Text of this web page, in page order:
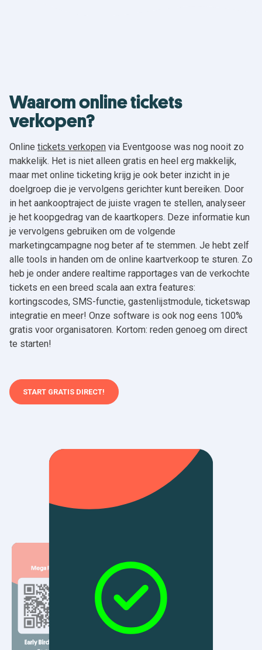
Waarom online tickets
verkopen?
Online tickets verkopen via Eventgoose was nog nooit zo
makkelijk. Het is niet alleen gratis en heel erg makkelijk,
maar met online ticketing krijg je ook beter inzicht in je
doelgroep die je vervolgens gerichter kunt bereiken. Door
in het aankooptraject de juiste vragen te stellen, analyseer
je het koopgedrag van de kaartkopers. Deze informatie kun
je vervolgens gebruiken om de volgende
marketingcampagne nog beter af te stemmen. Je hebt zelf
alle tools in handen om de online kaartverkoop te sturen. Zo
heb je onder andere realtime rapportages van de verkochte
tickets en een breed scala aan extra features:
kortingscodes, SMS-functie, gastenlijstmodule, ticketswap
integratie en meer! Onze software is ook nog eens 100%
gratis voor organisatoren. Kortom: reden genoeg om direct
te starten!
START GRATIS DIRECT!